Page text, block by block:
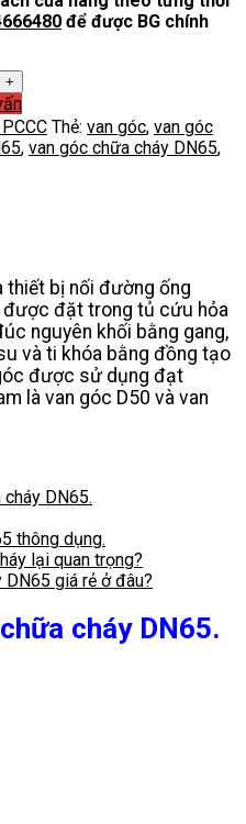
để được BG chính
Thẻ: van góc, van góc
, van góc chữa cháy DN65,
thiết bị nối đường ống
được đặt trong tủ cứu hỏa
nguyên khối bằng gang,
và ti khóa bằng đồng tạo
được sử dụng đạt
là van góc D50 và van
DN65.
thông dụng.
lại quan trọng?
giá rẻ ở đâu?
cháy DN65.